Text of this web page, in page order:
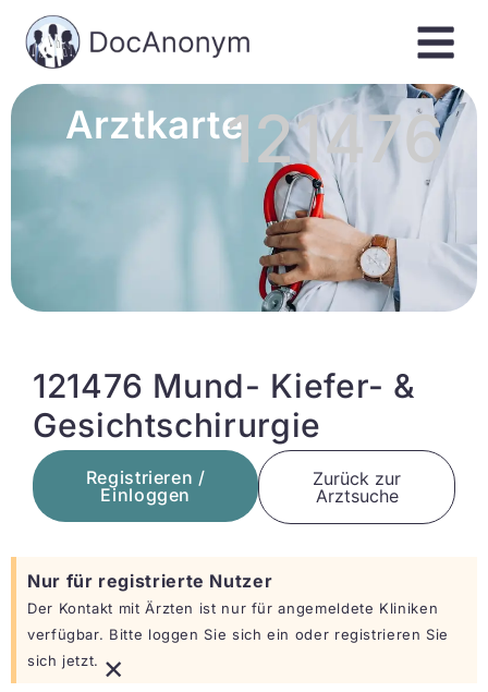
Arztkarte121476
121476 Mund- Kiefer- &
Gesichtschirurgie
Registrieren /
Einloggen
Zurück zur
Arztsuche
Nur für registrierte Nutzer
Der Kontakt mit Ärzten ist nur für angemeldete Kliniken
verfügbar. Bitte loggen Sie sich ein oder registrieren Sie
sich jetzt. ×